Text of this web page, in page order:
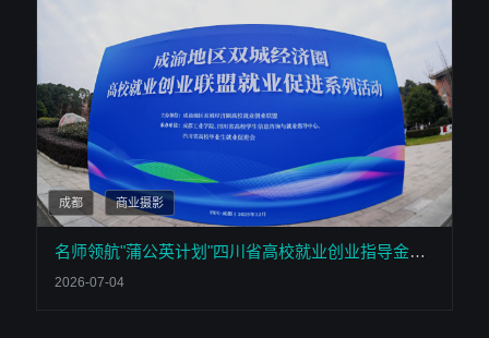
成都 商业摄影
名师领航"蒲公英计划"四川省高校就业创业指导金课教师巡讲活动
2026-07-04